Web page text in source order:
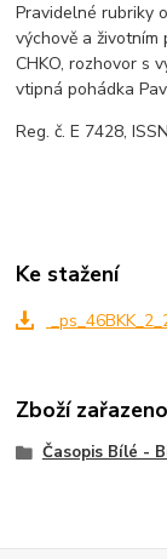
Pravidelné rubriky
výchově a
CHKO, rozhovor s
vtipná pohádka
Reg. č. E 7428,
Ke stažení
Zboží
Časopis Bílé -